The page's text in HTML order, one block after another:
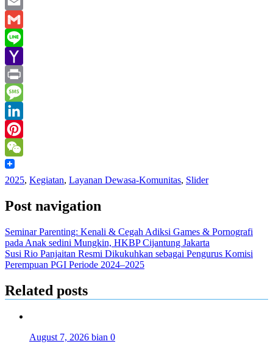
Email
Gmail
Line
Yahoo
Mail
Print
Message
LinkedIn
Pinterest
WeChat
2025, Kegiatan, Layanan Dewasa-Komunitas, Slider
Post navigation
Seminar Parenting: Kenali & Cegah Adiksi Games & Pornografi
pada Anak sedini Mungkin, HKBP Cijantung Jakarta
Susi Rio Panjaitan Resmi Dikukuhkan sebagai Pengurus Komisi
Perempuan PGI Periode 2024–2025
Related posts
August 7, 2026 bian 0